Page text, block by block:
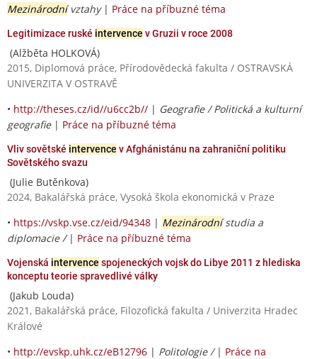
Mezinárodnívztahy| Práce na příbuzné téma
Legitimizace ruské intervence v Gruzii v roce 2008
(Alžběta HOLKOVÁ)
2015, Diplomová práce, Přírodovědecká fakulta / OSTRAVSKÁ
UNIVERZITA V OSTRAVĚ
• http://theses.cz/id//u6cc2b// | Geografie / Politická a kulturní
geografie| Práce na příbuzné téma
Vliv sovětské intervence v Afghánistánu na zahraniční politiku
Sovětského svazu
(Julie Butěnkova)
2024, Bakalářská práce, Vysoká škola ekonomická v Praze
• https://vskp.vse.cz/eid/94348 | Mezinárodnístudia a
diplomacie / | Práce na příbuzné téma
Vojenská intervence spojeneckých vojsk do Libye 2011 z hlediska
konceptu teorie spravedlivé války
(Jakub Louda)
2021, Bakalářská práce, Filozofická fakulta / Univerzita Hradec
Králové
• http://evskp.uhk.cz/eB12796 | Politologie / | Práce na